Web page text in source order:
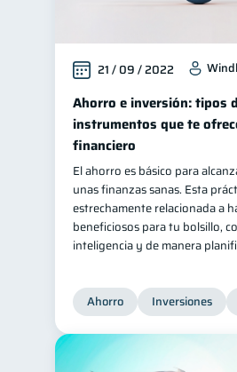
21 / 09 / 2022
Ahorro e inversión: tipos
instrumentos que te
financiero
El ahorro es básico para
unas finanzas sanas. Esta
estrechamente relacionada a
beneficiosos para tu bolsillo,
inteligencia y de manera
Ahorro Inversiones